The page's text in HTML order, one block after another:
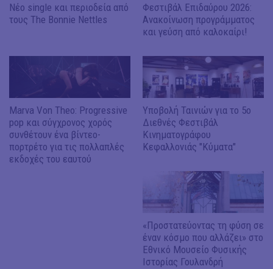
Νέο single και περιοδεία από
τους The Bonnie Nettles
Φεστιβάλ Επιδαύρου 2026:
Ανακοίνωση προγράμματος
και γεύση από καλοκαίρι!
Μarva Von Theo: Progressive
pop και σύγχρονος χορός
συνθέτουν ένα βίντεο-
πορτρέτο για τις πολλαπλές
εκδοχές του εαυτού
Υποβολή Ταινιών για το 5ο
Διεθνές Φεστιβάλ
Κινηματογράφου
Κεφαλλονιάς "Κύματα"
«Προστατεύοντας τη φύση σε
έναν κόσμο που αλλάζει» στο
Εθνικό Μουσείο Φυσικής
Ιστορίας Γουλανδρή